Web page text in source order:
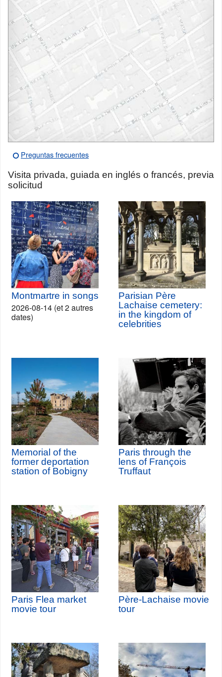
Preguntas frecuentes
Visita privada, guiada en inglés o francés, previa
solicitud
Montmartre in songs
2026-08-14 (et 2 autres
dates)
Parisian Père
Lachaise cemetery:
in the kingdom of
celebrities
Memorial of the
former deportation
station of Bobigny
Paris through the
lens of François
Truffaut
Paris Flea market
movie tour
Père-Lachaise movie
tour